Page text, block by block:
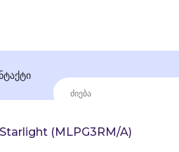
(MLPG3RM/A)